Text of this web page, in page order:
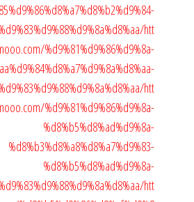
htt
%d9%81%d9%86%d9%8a-
htt
%d9%81%d9%86%d9%8a-
%d8%b5%d8%ad%d9%8a-
%d8%b3%d8%a8%d8%a7%d9%83-
%d8%b5%d8%ad%d9%8a-
htt